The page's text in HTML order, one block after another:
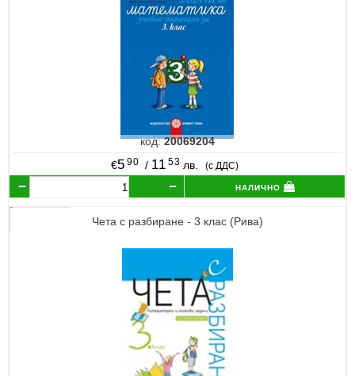
код:20069204
€5 90 / 11 53 лв. (с ДДС)
налично
Чета с разбиране - 3 клас (Рива)